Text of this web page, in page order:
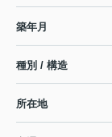
築年月
種別 / 構造
所在地